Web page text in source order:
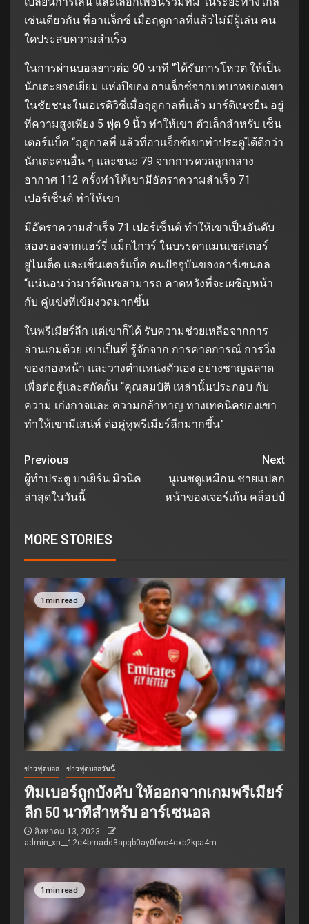
เช่นเดียวกัน ที่อาแจ็กซ์ เมื่อฤดูกาลที่แล้วไม่มีผู้เล่น คน
ใดประสบความสําเร็จ
ในการผ่านบอลยาวต่อ 90 นาที “ได้รับการโหวต ให้เป็น
นักเตะยอดเยี่ยม แห่งปีของ อาแจ็กซ์จากบทบาทของเขา
ในชัยชนะในเอเรดิวิซี่เมื่อฤดูกาลที่แล้ว มาร์ติเนซยืน อยู่
ที่ความสูงเพียง 5 ฟุต 9 นิ้ว ทําให้เขา ตัวเล็กสําหรับ เซ็น
เตอร์แบ็ค “ฤดูกาลที่ แล้วที่อาแจ็กซ์เขาทําประตูได้ดีกว่า
นักเตะคนอื่น ๆ และชนะ 79 จากการดวลลูกกลาง
อากาศ 112 ครั้งทําให้เขามีอัตราความสําเร็จ 71
เปอร์เซ็นต์ ทําให้เขา
มีอัตราความสําเร็จ 71 เปอร์เซ็นต์ ทําให้เขาเป็นอันดับ
สองรองจากแฮร์รี่ แม็กไกวร์ ในบรรดาแมนเชสเตอร์
ยูไนเต็ด และเซ็นเตอร์แบ็ค คนปัจจุบันของอาร์เซนอล
“แน่นอนว่ามาร์ติเนซสามารถ คาดหวังที่จะเผชิญหน้า
กับ คู่แข่งที่เข้มงวดมากขึ้น
ในพรีเมียร์ลีก แต่เขาก็ได้ รับความช่วยเหลือจากการ
อ่านเกมด้วย เขาเป็นที่ รู้จักจาก การคาดการณ์ การวิ่ง
ของกองหน้า และวางตําแหน่งตัวเอง อย่างชาญฉลาด
เพื่อต่อสู้และสกัดกั้น “คุณสมบัติ เหล่านั้นประกอบ กับ
ความ เก่งกาจและ ความกล้าหาญ ทางเทคนิคของเขา
ทําให้เขามีเสน่ห์ ต่อคู่หูพรีเมียร์ลีกมากขึ้น”
Previous
ผู้ทําประตู บาเยิร์น มิวนิค
ล่าสุดในวันนี้
Next
นูเนซดูเหมือน ชายแปลก
หน้าของเจอร์เก้น คล็อปป์
MORE STORIES
1 min read
ข่าวฟุตบอล ข่าวฟุตบอลวันนี้
ทิมเบอร์ถูกบังคับ ให้ออกจากเกมพรีเมียร์
ลีก 50 นาทีสำหรับ อาร์เซนอล
สิงหาคม 13, 2023
admin_xn__12c4bmadd3apqb0ay0fwc4cxb2kpa4m
1 min read